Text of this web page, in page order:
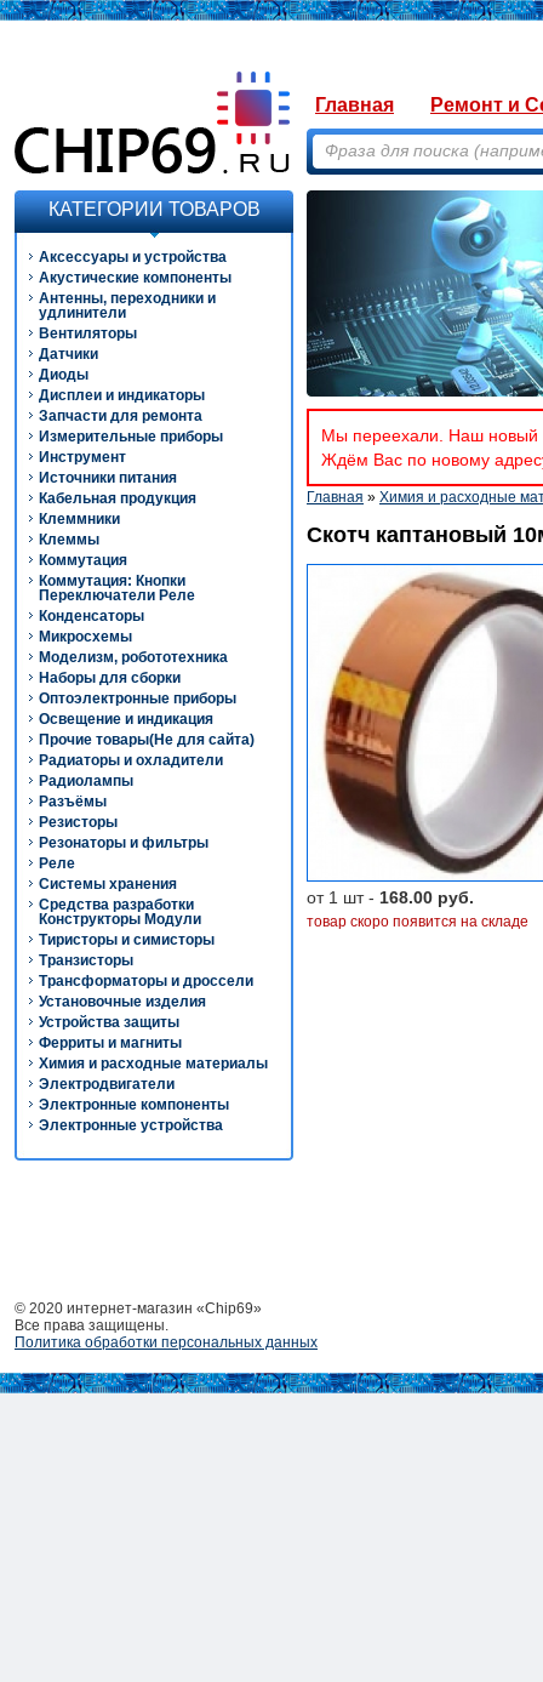
Главная Ремонт и
КАТЕГОРИИ ТОВАРОВ
Аксессуары и устройства
Акустические компоненты
Антенны, переходники и
удлинители
Вентиляторы
Датчики
Диоды
Дисплеи и индикаторы
Запчасти для ремонта
Измерительные приборы
Инструмент
Источники питания
Кабельная продукция
Клеммники
Клеммы
Коммутация
Коммутация: Кнопки
Переключатели Реле
Конденсаторы
Микросхемы
Моделизм, робототехника
Наборы для сборки
Оптоэлектронные приборы
Освещение и индикация
Прочие товары(Не для сайта)
Радиаторы и охладители
Радиолампы
Разъёмы
Резисторы
Резонаторы и фильтры
Реле
Системы хранения
Средства разработки
Конструкторы Модули
Тиристоры и симисторы
Транзисторы
Трансформаторы и дроссели
Установочные изделия
Устройства защиты
Ферриты и магниты
Химия и расходные материалы
Электродвигатели
Электронные компоненты
Электронные устройства
Мы переехали. Наш новый
Ждём Вас по новому
Главная » Химия и расходные
Скотч каптановый
от 1 шт - 168.00 руб.
товар скоро появится на складе
© 2020 интернет-магазин «Chip69»
Все права защищены.
Политика обработки персональных данных